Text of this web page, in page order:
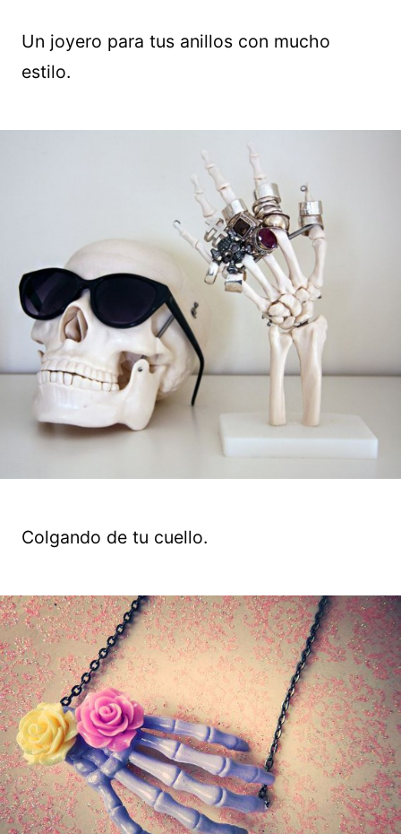
Un joyero para tus anillos con mucho
estilo.
Colgando de tu cuello.